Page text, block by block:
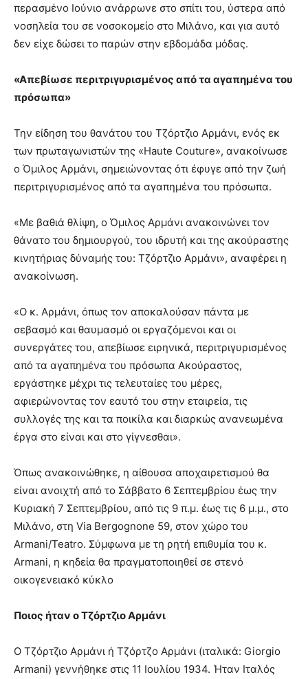
περασμένο Ιούνιο ανάρρωνε στο σπίτι του, ύστερα από
νοσηλεία του σε νοσοκομείο στο Μιλάνο, και για αυτό
δεν είχε δώσει το παρών στην εβδομάδα μόδας.
«Απεβίωσε περιτριγυρισμένος από τα αγαπημένα του
πρόσωπα»
Την είδηση του θανάτου του Τζόρτζιο Αρμάνι, ενός εκ
των πρωταγωνιστών της «Haute Couture», ανακοίνωσε
ο Όμιλος Αρμάνι, σημειώνοντας ότι έφυγε από την ζωή
περιτριγυρισμένος από τα αγαπημένα του πρόσωπα.
«Με βαθιά θλίψη, ο Όμιλος Αρμάνι ανακοινώνει τον
θάνατο του δημιουργού, του ιδρυτή και της ακούραστης
κινητήριας δύναμής του: Τζόρτζιο Αρμάνι», αναφέρει η
ανακοίνωση.
«Ο κ. Αρμάνι, όπως τον αποκαλούσαν πάντα με
σεβασμό και θαυμασμό οι εργαζόμενοι και οι
συνεργάτες του, απεβίωσε ειρηνικά, περιτριγυρισμένος
από τα αγαπημένα του πρόσωπα Ακούραστος,
εργάστηκε μέχρι τις τελευταίες του μέρες,
αφιερώνοντας τον εαυτό του στην εταιρεία, τις
συλλογές της και τα ποικίλα και διαρκώς ανανεωμένα
έργα στο είναι και στο γίγνεσθαι».
Όπως ανακοινώθηκε, η αίθουσα αποχαιρετισμού θα
είναι ανοιχτή από το Σάββατο 6 Σεπτεμβρίου έως την
Κυριακή 7 Σεπτεμβρίου, από τις 9 π.μ. έως τις 6 μ.μ., στο
Μιλάνο, στη Via Bergognone 59, στον χώρο του
Armani/Teatro. Σύμφωνα με τη ρητή επιθυμία του κ.
Armani, η κηδεία θα πραγματοποιηθεί σε στενό
οικογενειακό κύκλο
Ποιος ήταν ο Τζόρτζιο Αρμάνι
Ο Τζόρτζιο Αρμάνι ή Τζόρτζο Αρμάνι (ιταλικά: Giorgio
Armani‎‎) γεννήθηκε στις 11 Ιουλίου 1934. Ήταν Ιταλός